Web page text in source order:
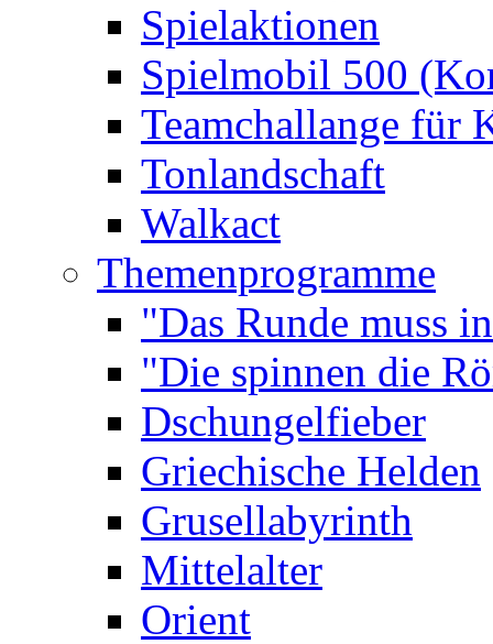
Spielaktionen
Spielmobil 500
Teamchallange für
Tonlandschaft
Walkact
Themenprogramme
"Das Runde muss
"Die spinnen die
Dschungelfieber
Griechische Helden
Grusellabyrinth
Mittelalter
Orient